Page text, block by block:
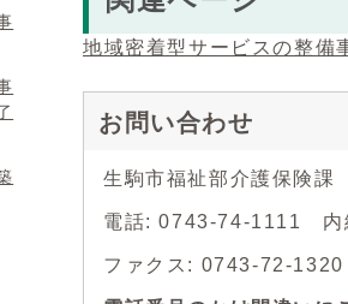
地域密着型サービスの整備
お問い合わせ
生駒市福祉部介護保険課
電話: 0743-74-1111 内
ファクス: 0743-72-1320